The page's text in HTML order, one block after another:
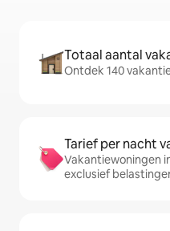
Totaal aantal
Ontdek 140
Tarief per nacht
Vakantiewoningen
exclusief